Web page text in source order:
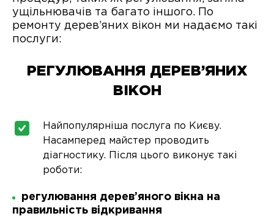
ущільнювачів та багато іншого. По
ремонту дерев’яних вікон ми надаємо такі
послуги:
РЕГУЛЮВАННЯ ДЕРЕВ’ЯНИХ
ВІКОН
Найпопулярніша послуга по Києву.
Насамперед майстер проводить
діагностику. Після цього виконує такі
роботи:
регулювання дерев’яного вікна на
правильність відкривання